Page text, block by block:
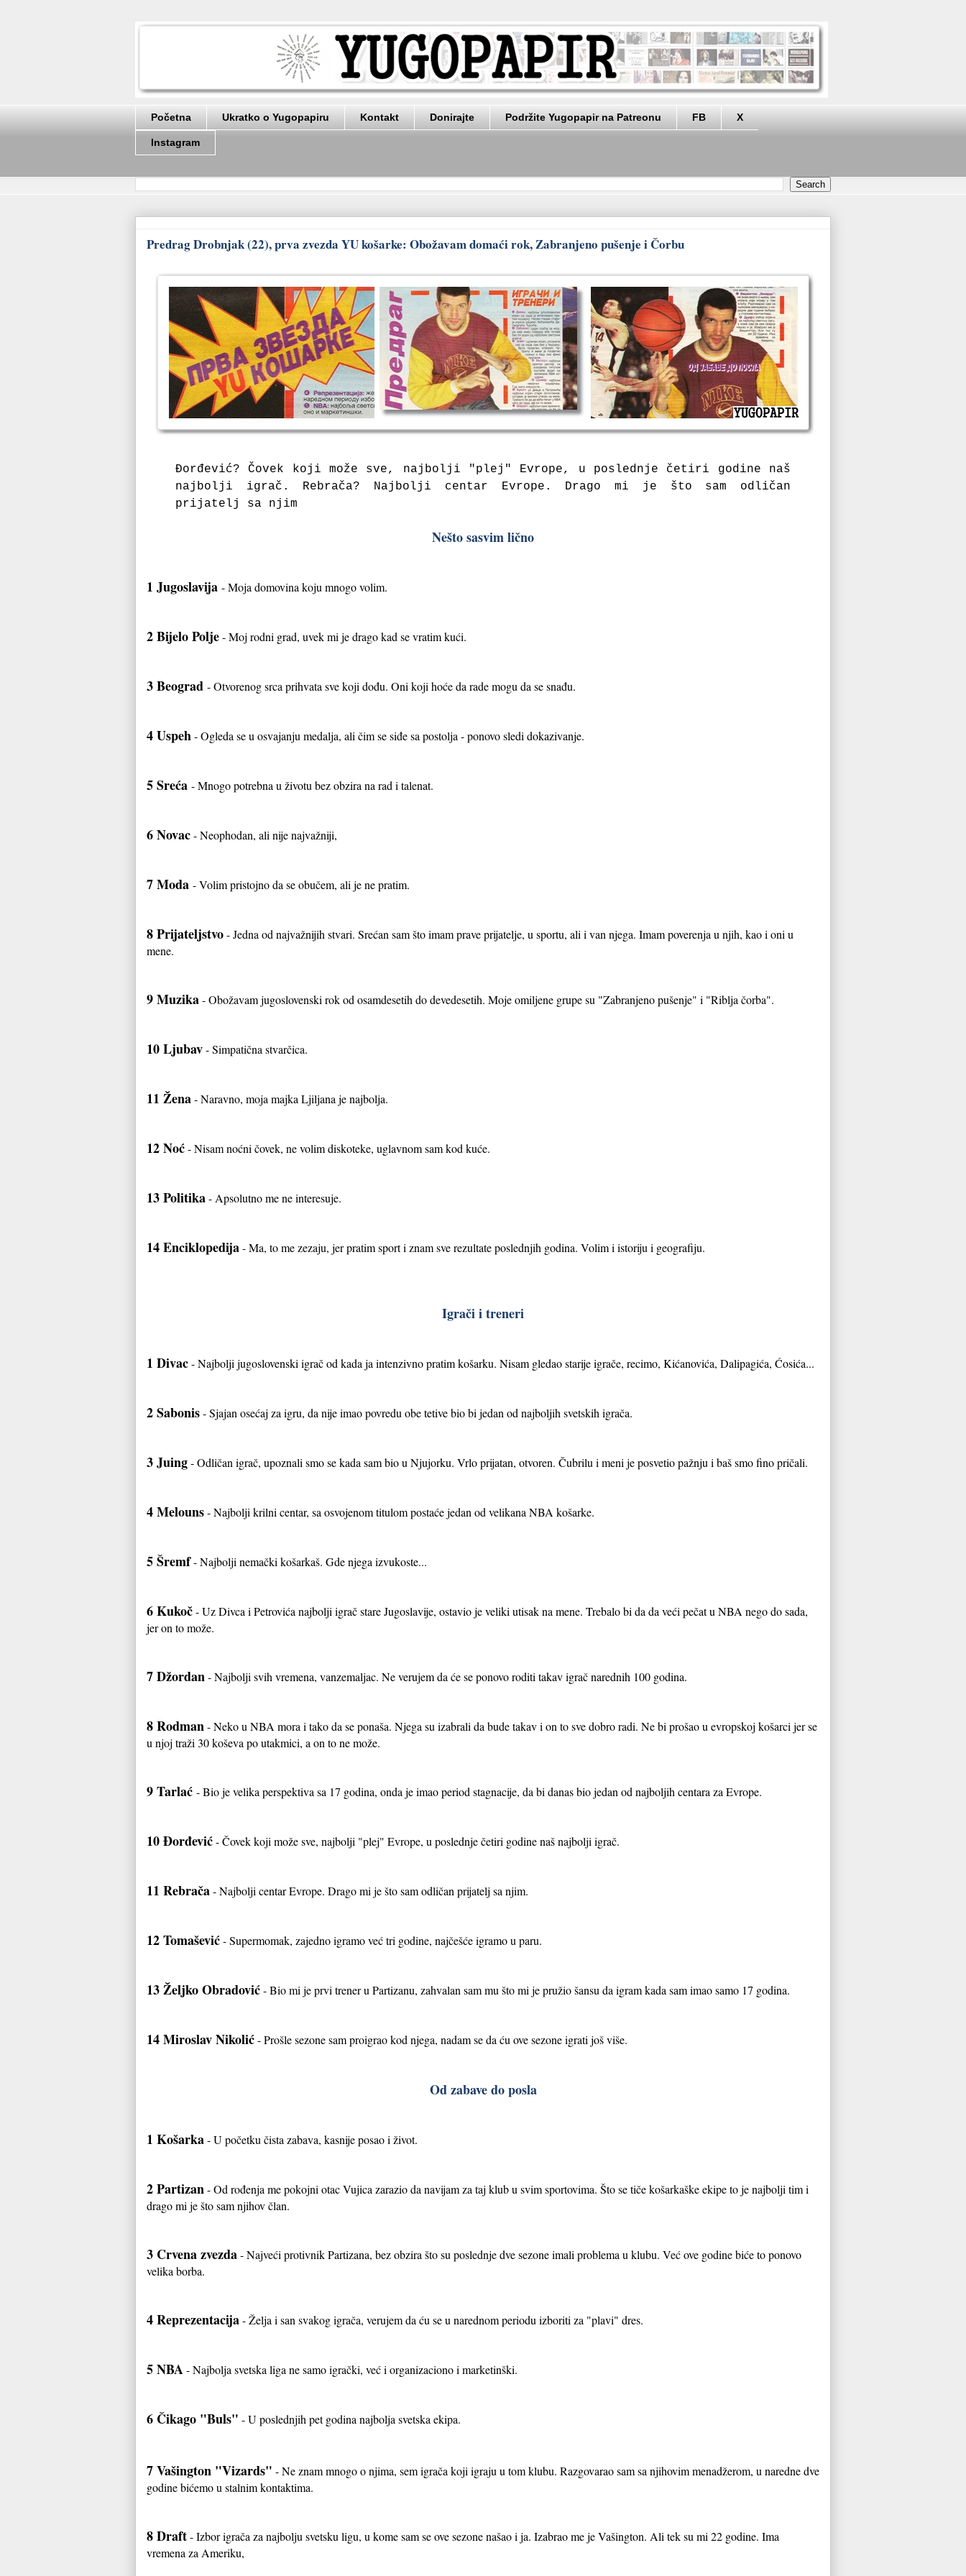
Početna Ukratko o Yugopapiru Kontakt Donirajte Podržite Yugopapir na Patreonu FB X
Instagram
Predrag Drobnjak (22), prva zvezda YU košarke: Obožavam domaći rok, Zabranjeno pušenje i Čorbu
Đorđević? Čovek koji može sve, najbolji "plej" Evrope, u poslednje četiri godine naš
najbolji igrač. Rebrača? Najbolji centar Evrope. Drago mi je što sam odličan
prijatelj sa njim
Nešto sasvim lično
1 Jugoslavija - Moja domovina koju mnogo volim.
2 Bijelo Polje- Moj rodni grad, uvek mi je drago kad se vratim kući.
3 Beograd - Otvorenog srca prihvata sve koji dođu. Oni koji hoće da rade mogu da se snađu.
4 Uspeh- Ogleda se u osvajanju medalja, ali čim se siđe sa postolja - ponovo sledi dokazivanje.
5 Sreća - Mnogo potrebna u životu bez obzira na rad i talenat.
6 Novac- Neophodan, ali nije najvažniji,
7 Moda - Volim pristojno da se obučem, ali je ne pratim.
8 Prijateljstvo- Jedna od najvažnijih stvari. Srećan sam što imam prave prijatelje, u sportu, ali i van njega. Imam poverenja u njih, kao i oni u
mene.
9 Muzika- Obožavam jugoslovenski rok od osamdesetih do devedesetih. Moje omiljene grupe su "Zabranjeno pušenje" i "Riblja čorba".
10 Ljubav- Simpatična stvarčica.
11 Žena- Naravno, moja majka Ljiljana je najbolja.
12 Noć- Nisam noćni čovek, ne volim diskoteke, uglavnom sam kod kuće.
13 Politika- Apsolutno me ne interesuje.
14 Enciklopedija- Ma, to me zezaju, jer pratim sport i znam sve rezultate poslednjih godina. Volim i istoriju i geografiju.
Igrači i treneri
1 Divac- Najbolji jugoslovenski igrač od kada ja intenzivno pratim košarku. Nisam gledao starije igrače, recimo, Kićanovića, Dalipagića, Ćosića...
2 Sabonis- Sjajan osećaj za igru, da nije imao povredu obe tetive bio bi jedan od najboljih svetskih igrača.
3 Juing- Odličan igrač, upoznali smo se kada sam bio u Njujorku. Vrlo prijatan, otvoren. Čubrilu i meni je posvetio pažnju i baš smo fino pričali.
4 Melouns- Najbolji krilni centar, sa osvojenom titulom postaće jedan od velikana NBA košarke.
5 Šremf- Najbolji nemački košarkaš. Gde njega izvukoste...
6 Kukoč- Uz Divca i Petrovića najbolji igrač stare Jugoslavije, ostavio je veliki utisak na mene. Trebalo bi da da veći pečat u NBA nego do sada,
jer on to može.
7 Džordan- Najbolji svih vremena, vanzemaljac. Ne verujem da će se ponovo roditi takav igrač narednih 100 godina.
8 Rodman- Neko u NBA mora i tako da se ponaša. Njega su izabrali da bude takav i on to sve dobro radi. Ne bi prošao u evropskoj košarci jer se
u njoj traži 30 koševa po utakmici, a on to ne može.
9 Tarlać - Bio je velika perspektiva sa 17 godina, onda je imao period stagnacije, da bi danas bio jedan od najboljih centara za Evrope.
10 Đorđević- Čovek koji može sve, najbolji "plej" Evrope, u poslednje četiri godine naš najbolji igrač.
11 Rebrača- Najbolji centar Evrope. Drago mi je što sam odličan prijatelj sa njim.
12 Tomašević- Supermomak, zajedno igramo već tri godine, najčešće igramo u paru.
13 Željko Obradović- Bio mi je prvi trener u Partizanu, zahvalan sam mu što mi je pružio šansu da igram kada sam imao samo 17 godina.
14 Miroslav Nikolić- Prošle sezone sam proigrao kod njega, nadam se da ću ove sezone igrati još više.
Od zabave do posla
1 Košarka- U početku čista zabava, kasnije posao i život.
2 Partizan- Od rođenja me pokojni otac Vujica zarazio da navijam za taj klub u svim sportovima. Što se tiče košarkaške ekipe to je najbolji tim i
drago mi je što sam njihov član.
3 Crvena zvezda- Najveći protivnik Partizana, bez obzira što su poslednje dve sezone imali problema u klubu. Već ove godine biće to ponovo
velika borba.
4 Reprezentacija- Želja i san svakog igrača, verujem da ću se u narednom periodu izboriti za "plavi" dres.
5 NBA- Najbolja svetska liga ne samo igrački, već i organizaciono i marketinški.
6 Čikago "Buls" - U poslednjih pet godina najbolja svetska ekipa.
7 Vašington "Vizards" - Ne znam mnogo o njima, sem igrača koji igraju u tom klubu. Razgovarao sam sa njihovim menadžerom, u naredne dve
godine bićemo u stalnim kontaktima.
8 Draft- Izbor igrača za najbolju svetsku ligu, u kome sam se ove sezone našao i ja. Izabrao me je Vašington. Ali tek su mi 22 godine. Ima
vremena za Ameriku,